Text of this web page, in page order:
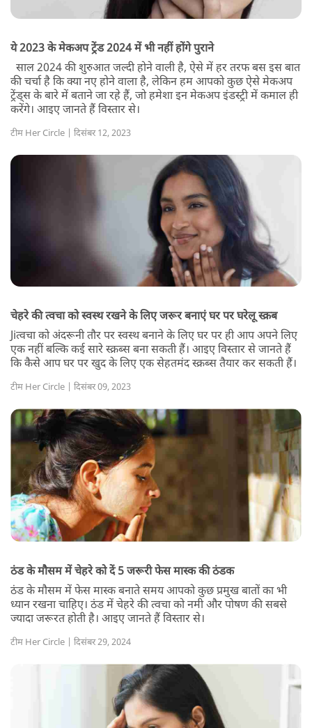
ये 2023 के मेकअप ट्रेंड 2024 में भी नहीं होंगे पुराने
साल 2024 की शुरुआत जल्दी होने वाली है, ऐसे में हर तरफ बस इस बात
की चर्चा है कि क्या नए होने वाला है, लेकिन हम आपको कुछ ऐसे मेकअप
ट्रेंड्स के बारे में बताने जा रहे हैं, जो हमेशा इन मेकअप इंडस्ट्री में कमाल ही
करेंगे। आइए जानते हैं विस्तार से।
टीम Her Circle | दिसंबर 12, 2023
चेहरे की त्वचा को स्वस्थ रखने के लिए जरूर बनाएं घर पर घरेलू स्क्रब
Jiत्वचा को अंदरूनी तौर पर स्वस्थ बनाने के लिए घर पर ही आप अपने लिए
एक नहीं बल्कि कई सारे स्क्रब्स बना सकती हैं। आइए विस्तार से जानते हैं
कि कैसे आप घर पर खुद के लिए एक सेहतमंद स्क्रब्स तैयार कर सकती हैं।
टीम Her Circle | दिसंबर 09, 2023
ठंड के मौसम में चेहरे को दें 5 जरूरी फेस मास्क की ठंडक
ठंड के मौसम में फेस मास्क बनाते समय आपको कुछ प्रमुख बातों का भी
ध्यान रखना चाहिए। ठंड में चेहरे की त्वचा को नमी और पोषण की सबसे
ज्यादा जरूरत होती है। आइए जानते हैं विस्तार से।
टीम Her Circle | दिसंबर 29, 2024